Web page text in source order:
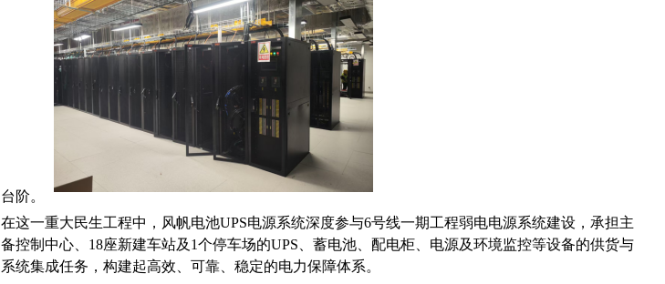
台阶。
在这一重大民生工程中，风帆电池UPS电源系统深度参与6号线一期工程弱电电源系统建设，承担主
备控制中心、18座新建车站及1个停车场的UPS、蓄电池、配电柜、电源及环境监控等设备的供货与
系统集成任务，构建起高效、可靠、稳定的电力保障体系。